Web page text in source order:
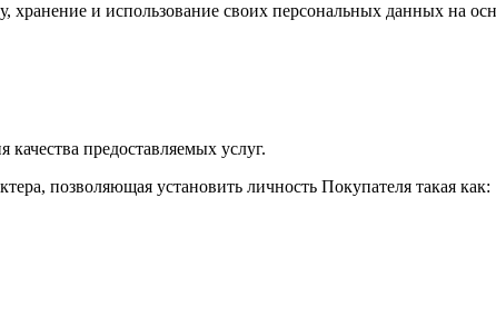
хранение и использование своих персональных данных
предоставляемых услуг.
позволяющая установить личность Покупателя такая как: